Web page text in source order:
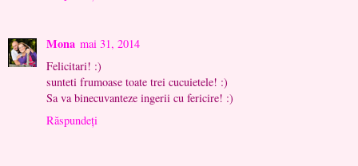
Mona mai 31, 2014
Felicitari! :)
sunteti frumoase toate trei cucuietele! :)
Sa va binecuvanteze ingerii cu fericire! :)
Răspundeți